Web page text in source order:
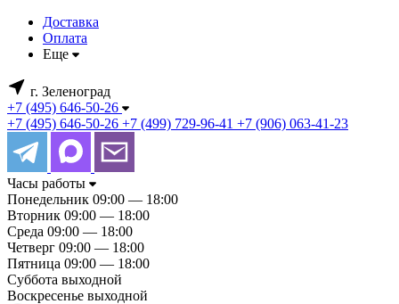
Доставка
Оплата
Еще
г. Зеленоград
+7 (495) 646-50-26
+7 (495) 646-50-26 +7 (499) 729-96-41 +7 (906) 063-41-23
Часы работы
Понедельник 09:00 — 18:00
Вторник 09:00 — 18:00
Среда 09:00 — 18:00
Четверг 09:00 — 18:00
Пятница 09:00 — 18:00
Суббота выходной
Воскресенье выходной